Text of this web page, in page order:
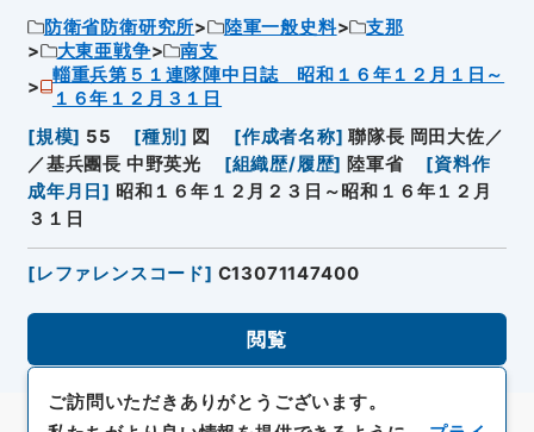
防衛省防衛研究所 陸軍一般史料
支那
大東亜戦争
南支
輜重兵第５１連隊陣中日誌 昭和１６年１２月１日～
１６年１２月３１日
[規模] 55 [種別 ] 図 [作成者名称] 聯隊長 岡田大佐／
／基兵團長 中野英光
[組織歴/履歴] 陸軍省 [資料作
成年月日] 昭和１６年１２月２３日～昭和１６年１２月
３１日
[レファレンスコード] C13071147400
閲覧
ご訪問いただきありがとうございます。